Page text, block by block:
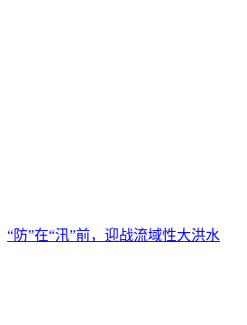
“防”在“汛”前，迎战流域性大洪水